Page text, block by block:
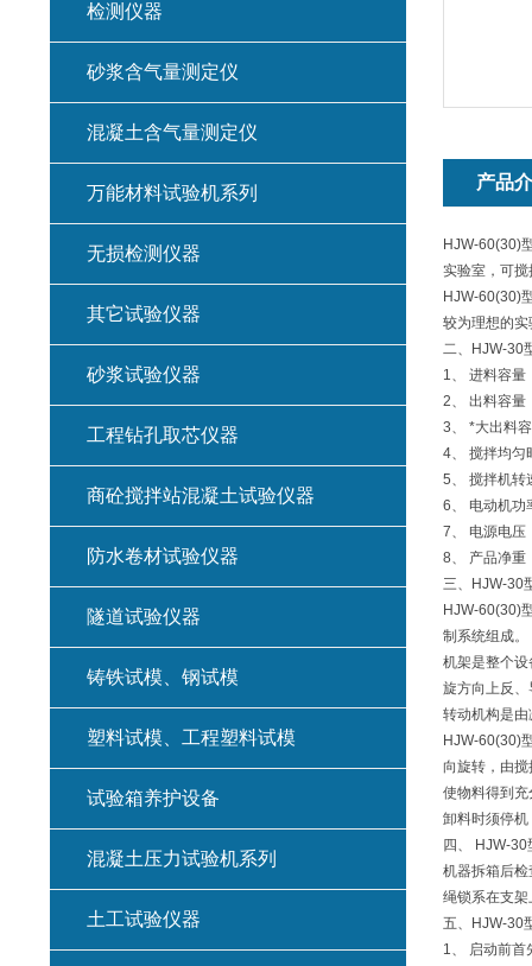
产品
HJW-60(30)
实验室，可
HJW-60(30)
较为理想的
二、HJW-30
1、 进料容量
2、 出料容量
3、 *大出料
4、 搅拌均匀
5、 搅拌机转
6、 电动机功
7、 电源电压
8、 产品净重
三、HJW-30
HJW-60(30)
制系统组成。
机架是整个
旋方向上反
转动机构是
HJW-60(30)
向旋转，由
使物料得到
卸料时须停
四、 HJW-
机器拆箱后
绳锁系在支
五、HJW-30
1、 启动前首
检测仪器
砂浆含气量测定仪
混凝土含气量测定仪
万能材料试验机系列
无损检测仪器
其它试验仪器
砂浆试验仪器
工程钻孔取芯仪器
商砼搅拌站混凝土试验仪器
防水卷材试验仪器
隧道试验仪器
铸铁试模、钢试模
塑料试模、工程塑料试模
试验箱养护设备
混凝土压力试验机系列
土工试验仪器